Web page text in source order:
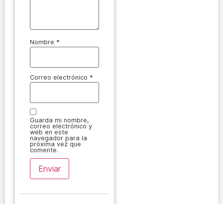
Nombre *
Correo electrónico *
Guarda mi nombre,
correo electrónico y
web en este
navegador para la
próxima vez que
comente.